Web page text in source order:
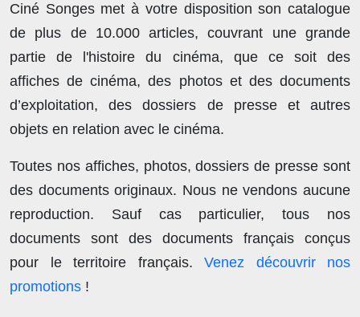
Ciné Songes met à votre disposition son catalogue
de plus de 10.000 articles, couvrant une grande
partie de l'histoire du cinéma, que ce soit des
affiches de cinéma, des photos et des documents
d’exploitation, des dossiers de presse et autres
objets en relation avec le cinéma.
Toutes nos affiches, photos, dossiers de presse sont
des documents originaux. Nous ne vendons aucune
reproduction. Sauf cas particulier, tous nos
documents sont des documents français conçus
pour le territoire français. Venez découvrir nos
promotions !